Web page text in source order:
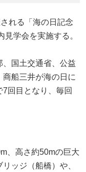
れる「海の日記念
学会を実施する。
、国土交通省、公益
船三井が海の日に
回目となり、毎回
、高さ約50mの巨大
ッジ（船橋）や、